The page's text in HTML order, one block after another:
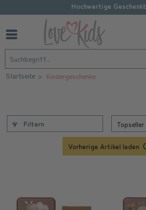
Hochwertige
Startseite Kindergeschenke
Filtern
Vorherige Artikel laden